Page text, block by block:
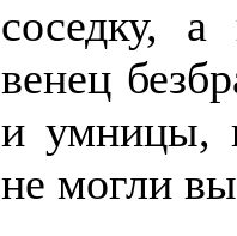
соседку,
венец
и умницы,
не могли